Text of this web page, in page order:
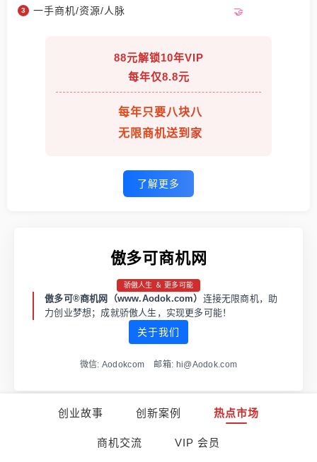
创业故事 创新案例 热点市场
商机交流 VIP 会员
一手商机/资源/人脉
88元解锁10年VIP
每年仅8.8元
每年只要八块八
无限商机送到家
了解更多
傲多可商机网
骄傲人生 ＆ 更多可能
傲多可®商机网（www.Aodok.com） 连接无限商机，助
力创业梦想；成就骄傲人生，实现更多可能！
关于我们
微信: Aodokcom 邮箱: hi@Aodok.com
渝ICP备2021001973号-1